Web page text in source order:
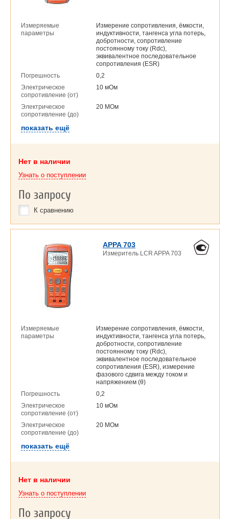
Измеряемые
параметры
Измерение сопротивления, ёмкости,
индуктивности, тангенса угла потерь,
добротности, сопротивление
постоянному току (Rdc),
эквивалентное последовательное
сопротивления (ESR)
Погрешность
0,2
Электрическое
сопротивление (от)
10 мОм
Электрическое
сопротивление (до)
20 МОм
показать ещё
Нет в наличии
Узнать о поступлении
По запросу
К сравнению
APPA 703
Измеритель LCR APPA 703
Измеряемые
параметры
Измерение сопротивления, ёмкости,
индуктивности, тангенса угла потерь,
добротности, сопротивление
постоянному току (Rdc),
эквивалентное последовательное
сопротивления (ESR), измерение
фазового сдвига между током и
напряжением (θ)
Погрешность
0,2
Электрическое
сопротивление (от)
10 мОм
Электрическое
сопротивление (до)
20 МОм
показать ещё
Нет в наличии
Узнать о поступлении
По запросу